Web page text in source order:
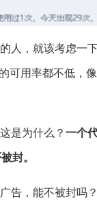
人，就该考虑一
可用率都不低，
是为什么？ 一个
封。
告，能不被封吗